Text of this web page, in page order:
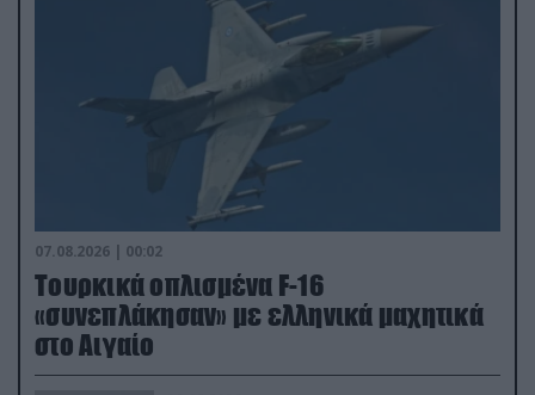
07.08.2026 | 00:02
Τουρκικά οπλισμένα F-16
«συνεπλάκησαν» με ελληνικά μαχητικά
στο Αιγαίο